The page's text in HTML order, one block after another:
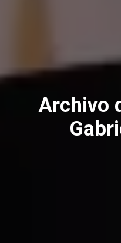
Archivo